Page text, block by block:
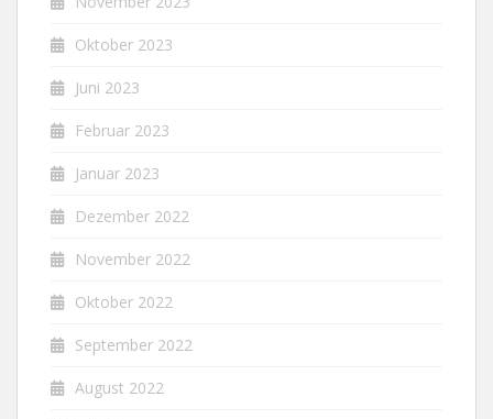
Oktober 2023
Juni 2023
Februar 2023
Januar 2023
Dezember 2022
November 2022
Oktober 2022
September 2022
August 2022